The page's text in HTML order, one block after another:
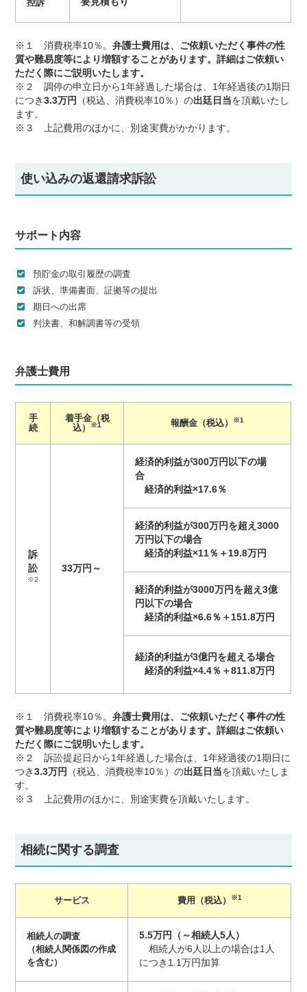
控訴
※１ 消費税率10％。弁護士費用は、ご依頼いただく事件の性
質や難易度等により増額することがあります。詳細はご依頼い
ただく際にご説明いたします。
※２ 調停の申立日から1年経過した場合は、1年経過後の1期日
につき3.3万円 （税込、消費税率10％）の出廷日当を頂戴いたし
ます。
※３ 上記費用のほかに、別途実費がかかります。
使い込みの返還請求訴訟
サポート内容
預貯金の取引履歴の調査
訴状、準備書面、証拠等の提出
期日への出席
判決書、和解調書等の受領
弁護士費用
手
続
着手金（税
込）
※1 報酬金（税込） ※1
訴
訟
※2
33万円～
経済的利益が300万円以下の場
合
経済的利益×17.6％
経済的利益が300万円を超え3000
万円以下の場合
経済的利益×11％＋19.8万円
経済的利益が3000万円を超え3億
円以下の場合
経済的利益×6.6％＋151.8万円
経済的利益が3億円を超える場合
経済的利益×4.4％＋811.8万円
※１ 消費税率10％。弁護士費用は、ご依頼いただく事件の性
質や難易度等により増額することがあります。詳細はご依頼い
ただく際にご説明いたします。
※２ 訴訟提起日から1年経過した場合は、1年経過後の1期日に
つき3.3万円 （税込、消費税率10％）の出廷日当を頂戴いたしま
す。
※３ 上記費用のほかに、別途実費を頂戴いたします。
相続に関する調査
サービス 費用（税込） ※1
相続人の調査
（相続人関係図の作成
を含む）
5.5万円（～相続人5人）
相続人が6人以上の場合は1人
につき1.1万円加算